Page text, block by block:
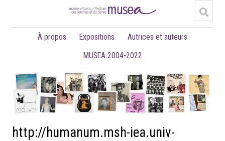
À propos Expositions
Autrices et auteurs
MUSEA 2004-2022
http://humanum.msh-iea.univ-